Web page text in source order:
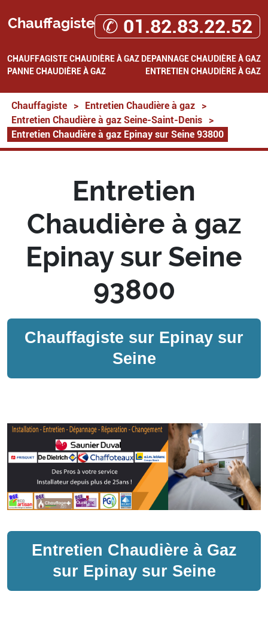
Chauffagiste ✆ 01.82.83.22.52
CHAUFFAGISTECHAUDIÈRE À GAZ DEPANNAGE CHAUDIÈRE À GAZ
PANNE CHAUDIÈRE À GAZ
ENTRETIEN CHAUDIÈRE À GAZ
Chauffagiste > Entretien Chaudière à gaz
>
Entretien Chaudière à gaz Seine-Saint-Denis
>
Entretien Chaudière à gaz Epinay sur Seine 93800
Entretien
Chaudière à gaz
Epinay sur Seine
93800
Chauffagiste sur Epinay sur
Seine
Entretien Chaudière à Gaz
sur Epinay sur Seine